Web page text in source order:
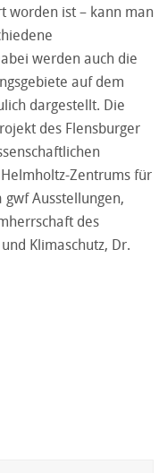
worden ist – kann man
werden auch die
auf dem
dargestellt. Die
des Flensburger
Helmholtz-Zentrums für
Ausstellungen,
des
Klimaschutz, Dr.